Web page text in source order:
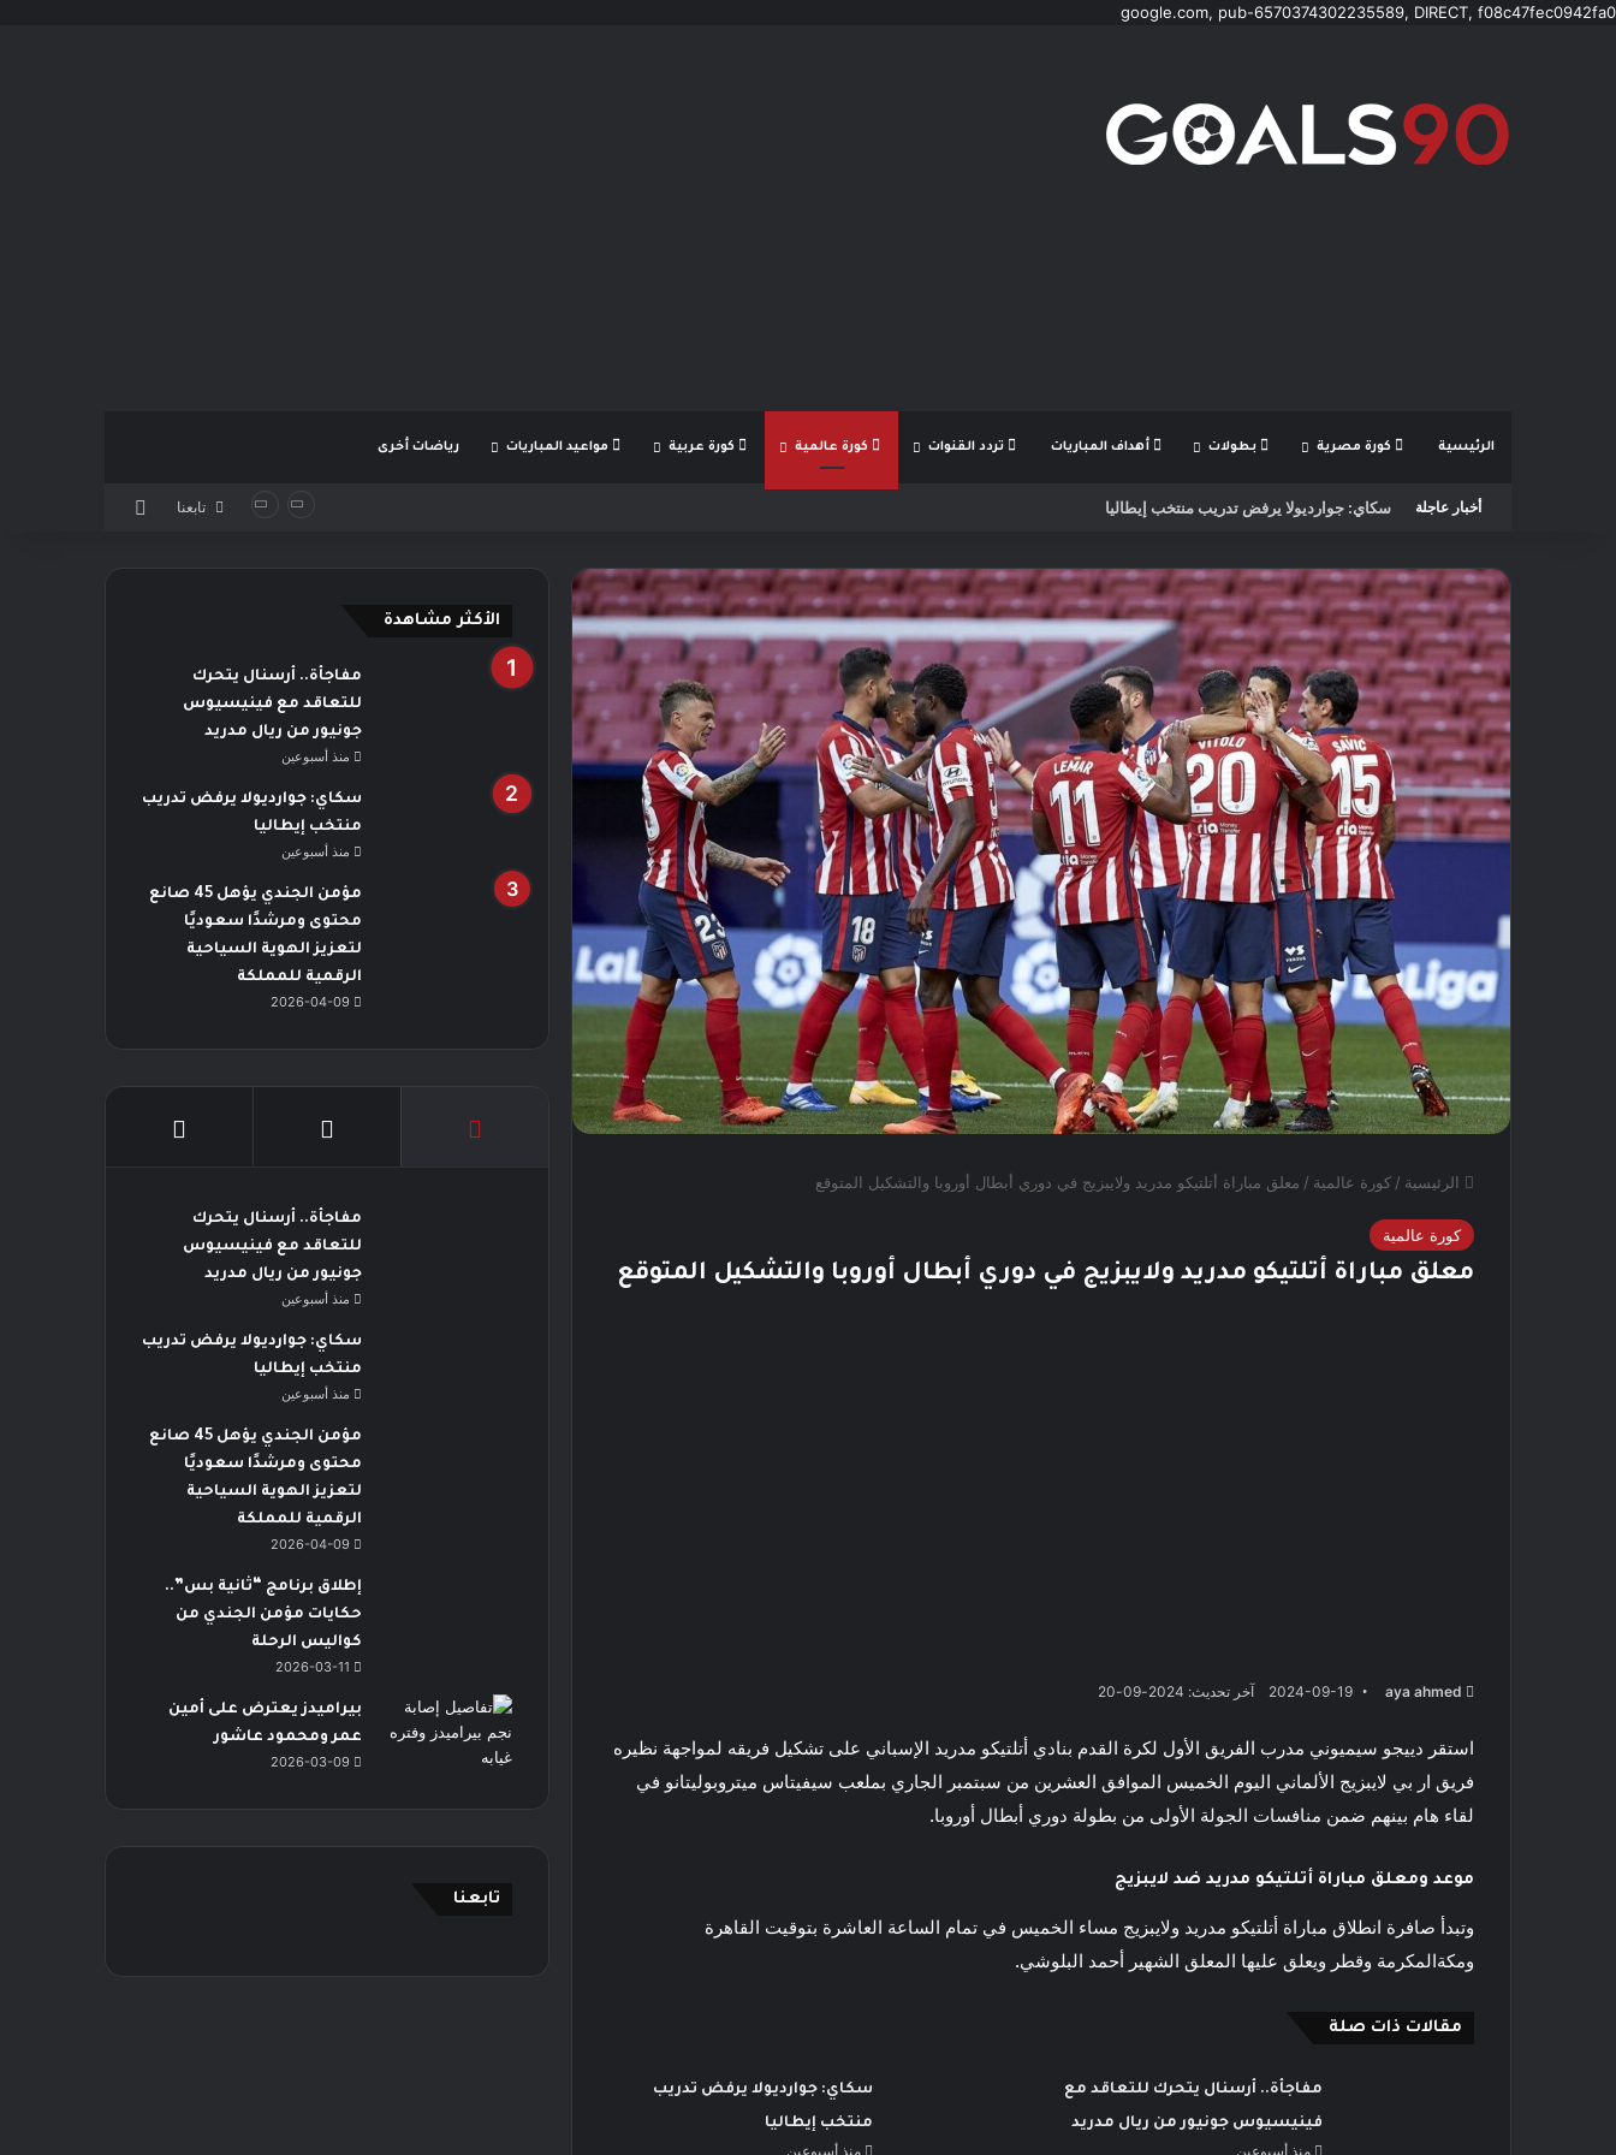
google.com, pub-6570374302235589, DIRECT, f08c47fec0942fa0
الرئيسية كورة مصرية بطولات أهداف المباريات تردد القنوات كورة عالمية كورة عربية مواعيد المباريات رياضات أخرى
أخبار عاجلة مؤمن الجندي يؤهل 45 صانع محتوى ومرشدًا سعوديًا لتعزيز الهوية السياحية الرقمية للمملكة تابعنا
الرئيسية / كورة عالمية / معلق مباراة أتلتيكو مدريد ولايبزيج في دوري أبطال أوروبا والتشكيل المتوقع
كورة عالمية
معلق مباراة أتلتيكو مدريد ولايبزيج في دوري أبطال أوروبا والتشكيل المتوقع
aya ahmed
2024-09-19 آخر تحديث: 2024-09-20
استقر دييجو سيميوني مدرب الفريق الأول لكرة القدم بنادي أتلتيكو مدريد الإسباني على تشكيل فريقه لمواجهة نظيره
فريق ار بي لايبزيج الألماني اليوم الخميس الموافق العشرين من سبتمبر الجاري بملعب سيفيتاس ميتروبوليتانو في
لقاء هام بينهم ضمن منافسات الجولة الأولى من بطولة دوري أبطال أوروبا.
موعد ومعلق مباراة أتلتيكو مدريد ضد لايبزيج
وتبدأ صافرة انطلاق مباراة أتلتيكو مدريد ولايبزيج مساء الخميس في تمام الساعة العاشرة بتوقيت القاهرة
ومكةالمكرمة وقطر ويعلق عليها المعلق الشهير أحمد البلوشي.
مقالات ذات صلة
مفاجأة.. أرسنال يتحرك للتعاقد مع
فينيسيوس جونيور من ريال مدريد
منذ أسبوعين
سكاي: جوارديولا يرفض تدريب
منتخب إيطاليا
منذ أسبوعين
الأكثر مشاهدة
مفاجأة.. أرسنال يتحرك
للتعاقد مع فينيسيوس
جونيور من ريال مدريد
منذ أسبوعين
سكاي: جوارديولا يرفض تدريب
منتخب إيطاليا
منذ أسبوعين
مؤمن الجندي يؤهل 45 صانع
محتوى ومرشدًا سعوديًا
لتعزيز الهوية السياحية
الرقمية للمملكة
2026-04-09
مفاجأة.. أرسنال يتحرك
للتعاقد مع فينيسيوس
جونيور من ريال مدريد
منذ أسبوعين
سكاي: جوارديولا يرفض تدريب
منتخب إيطاليا
منذ أسبوعين
مؤمن الجندي يؤهل 45 صانع
محتوى ومرشدًا سعوديًا
لتعزيز الهوية السياحية
الرقمية للمملكة
2026-04-09
إطلاق برنامج “ثانية بس”..
حكايات مؤمن الجندي من
كواليس الرحلة
2026-03-11
بيراميدز يعترض على أمين
عمر ومحمود عاشور
2026-03-09
تابعنا